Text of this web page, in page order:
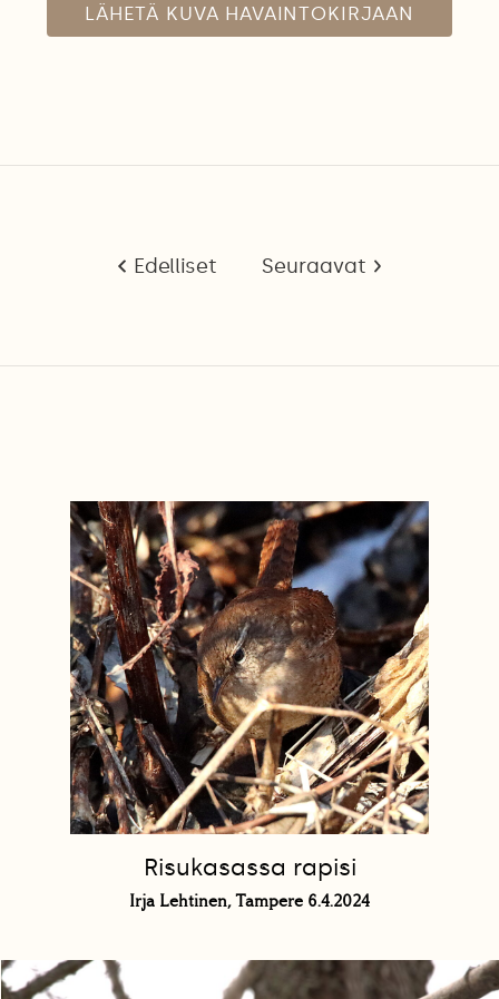
LÄHETÄ KUVA HAVAINTOKIRJAAN
Edelliset Seuraavat
Risukasassa rapisi
Irja Lehtinen, Tampere 6.4.2024